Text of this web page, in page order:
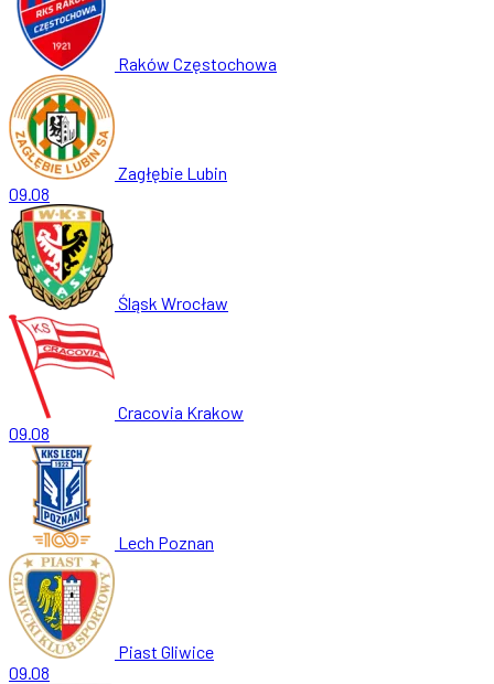
Raków Częstochowa
Zagłębie Lubin
09.08
Śląsk Wrocław
Cracovia Krakow
09.08
Lech Poznan
Piast Gliwice
09.08